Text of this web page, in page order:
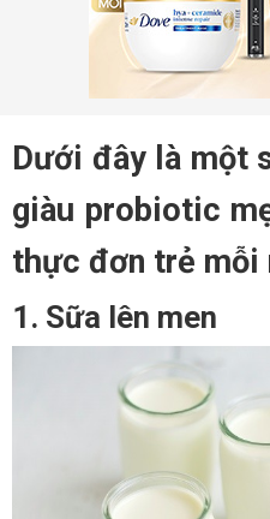
Dưới đây là một
giàu probiotic
thực đơn trẻ mỗi
1. Sữa lên men